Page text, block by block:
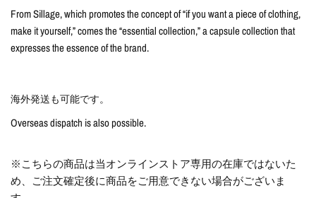
From Sillage, which promotes the concept of “if you want a piece of clothing,
make it yourself,” comes the “essential collection,” a capsule collection that
expresses the essence of the brand.
海外発送も可能です。
Overseas dispatch is also possible.
※こちらの商品は当オンラインストア専用の在庫ではないた
め、ご注文確定後に商品をご用意できない場合がございま